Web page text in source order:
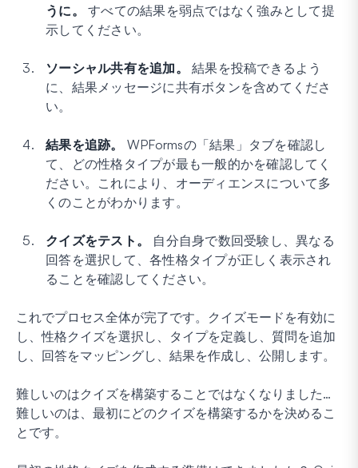
うに。
すべての結果を弱点ではなく強みとして提
示してください。
ソーシャル共有を追加。
結果を投稿できるよう
に、結果メッセージに共有ボタンを含めてくださ
い。
結果を追跡。
WPFormsの「結果」タブを確認し
て、どの性格タイプが最も一般的かを確認してく
ださい。これにより、オーディエンスについて多
くのことがわかります。
クイズをテスト。
自分自身で数回受験し、異なる
回答を選択して、各性格タイプが正しく表示され
ることを確認してください。
これでプロセス全体が完了です。クイズモードを有効に
し、性格クイズを選択し、タイプを定義し、質問を追加
し、回答をマッピングし、結果を作成し、公開します。
難しいのはクイズを構築することではなくなりました…
難しいのは、最初にどのクイズを構築するかを決めるこ
とです。